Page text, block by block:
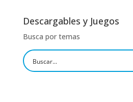
Descargables y Juegos
Busca por temas